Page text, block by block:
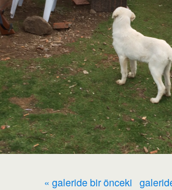
« galeride bir önceki